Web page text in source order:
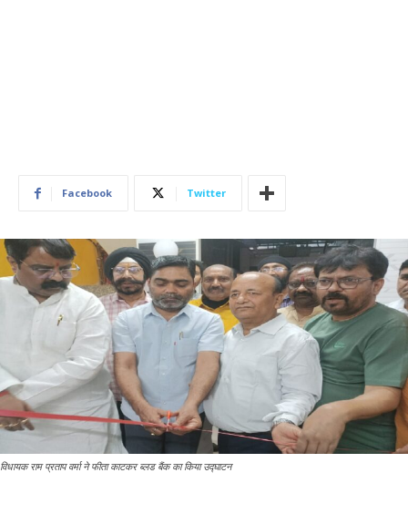
Facebook Twitter
विधायक राम प्रताप वर्मा ने फीता काटकर ब्लड बैंक का किया उद्घाटन